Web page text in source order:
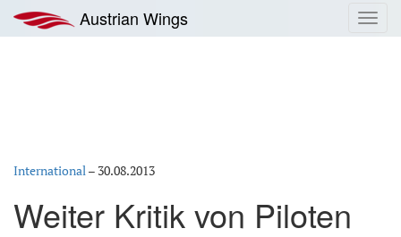
Inhalt
springen
Austrian Wings
International– 30.08.2013
Weiter Kritik von Piloten